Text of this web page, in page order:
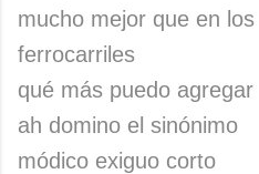
mucho mejor que en los
ferrocarriles
qué más puedo agregar
ah domino el sinónimo
módico exiguo corto